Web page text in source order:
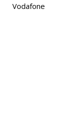
Vodafone